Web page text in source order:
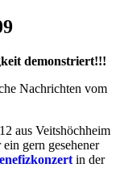
demonstriert!!!
Nachrichten vom
aus Veitshöchheim
gern gesehener
in der